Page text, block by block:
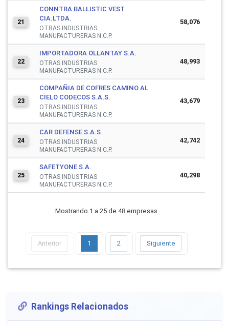
21
CONNTRA BALLISTIC VEST
CIA.LTDA.
OTRAS INDUSTRIAS
MANUFACTURERAS N.C.P.
58,076
22
IMPORTADORA OLLANTAY S.A.
OTRAS INDUSTRIAS
MANUFACTURERAS N.C.P.
48,993
23
COMPAÑIA DE COFRES CAMINO AL
CIELO CODECOS S.A.S.
OTRAS INDUSTRIAS
MANUFACTURERAS N.C.P.
43,679
24
CAR DEFENSE S.A.S.
OTRAS INDUSTRIAS
MANUFACTURERAS N.C.P.
42,742
25
SAFETYONE S.A.
OTRAS INDUSTRIAS
MANUFACTURERAS N.C.P.
40,298
Mostrando 1 a 25 de 48 empresas
Anterior 1 2 Siguiente
Rankings Relacionados